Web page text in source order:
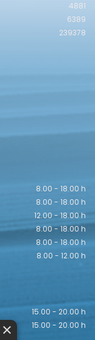
4881
6389
239378
8.00 - 18.00 h
8.00 - 18.00 h
12.00 - 18.00 h
8.00 - 18.00 h
8.00 - 18.00 h
8.00 - 12.00 h
15.00 - 20.00 h
15.00 - 20.00 h
×